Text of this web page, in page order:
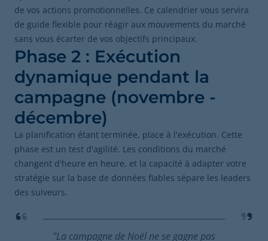
de vos actions promotionnelles. Ce calendrier vous servira
de guide flexible pour réagir aux mouvements du marché
sans vous écarter de vos objectifs principaux.
Phase 2 : Exécution
dynamique pendant la
campagne (novembre -
décembre)
La planification étant terminée, place à l'exécution. Cette
phase est un test d'agilité. Les conditions du marché
changent d'heure en heure, et la capacité à adapter votre
stratégie sur la base de données fiables sépare les leaders
des suiveurs.
"La campagne de Noël ne se gagne pas